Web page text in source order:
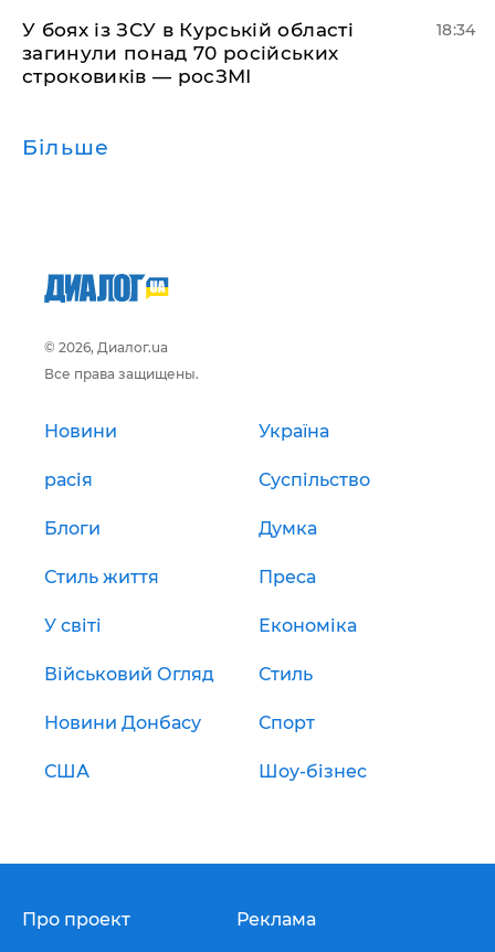
​У боях із ЗСУ в Курській області
загинули понад 70 російських
строковиків — росЗМІ
18:34
Більше
© 2026, Диалог.ua
Все права защищены.
Новини Україна
расія Суспільство
Блоги Думка
Стиль життя Преса
У світі Економіка
Військовий Огляд Стиль
Новини Донбасу Спорт
США Шоу-бізнес
Про проект Реклама